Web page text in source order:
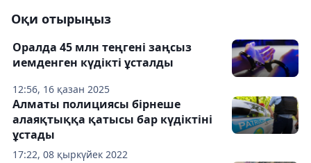
Оқи отырыңыз
12:56, 16 қазан 2025
Оралда 45 млн теңгені заңсыз
иемденген күдікті ұсталды
17:22, 08 қыркүйек 2022
Алматы полициясы бірнеше
алаяқтыққа қатысы бар күдіктіні
ұстады